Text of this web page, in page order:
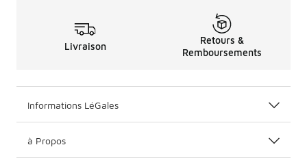
Livraison
Retours &
Remboursements
Informations LéGales
à Propos